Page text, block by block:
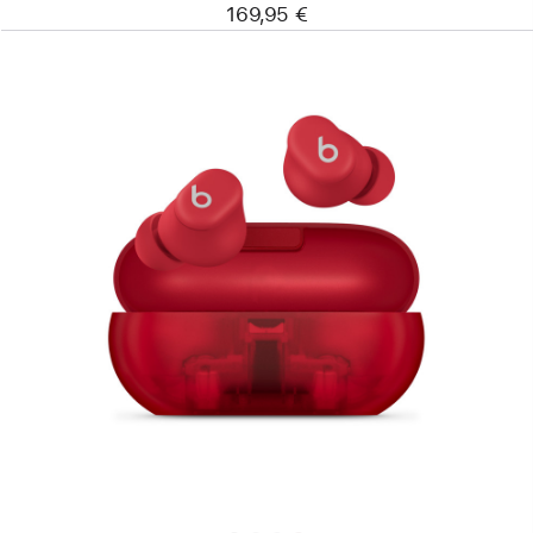
169,95 €
Anterior
Imagem
-
Beats Solo Buds
Auriculares
True Wireless
–
Vermelho transparente